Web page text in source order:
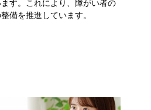
す。これにより、障がい者の
備を推進しています。